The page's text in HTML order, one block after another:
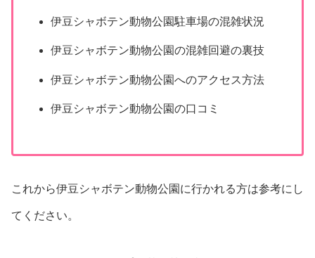
伊豆シャボテン動物公園駐車場の混雑状況
伊豆シャボテン動物公園の混雑回避の裏技
伊豆シャボテン動物公園へのアクセス方法
伊豆シャボテン動物公園の口コミ
これから伊豆シャボテン動物公園に行かれる方は参考にし
てください。